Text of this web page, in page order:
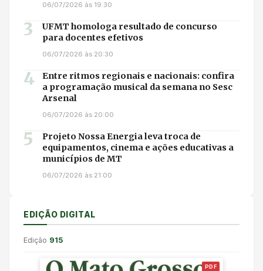
06/07/2026 às 19:30
3
UFMT homologa resultado de concurso
para docentes efetivos
06/07/2026 às 20:30
4
Entre ritmos regionais e nacionais: confira
a programação musical da semana no Sesc
Arsenal
06/07/2026 às 20:00
5
Projeto Nossa Energia leva troca de
equipamentos, cinema e ações educativas a
municípios de MT
06/07/2026 às 21:00
EDIÇÃO DIGITAL
Edição 915
PDF